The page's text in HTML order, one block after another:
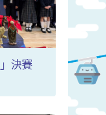
決賽